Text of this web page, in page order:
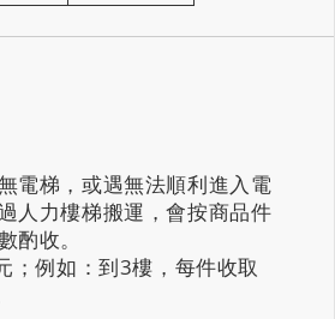
電梯，或遇無法順利進入電
人力樓梯搬運，會按商品件
酌收。
；例如：到3樓，每件收取